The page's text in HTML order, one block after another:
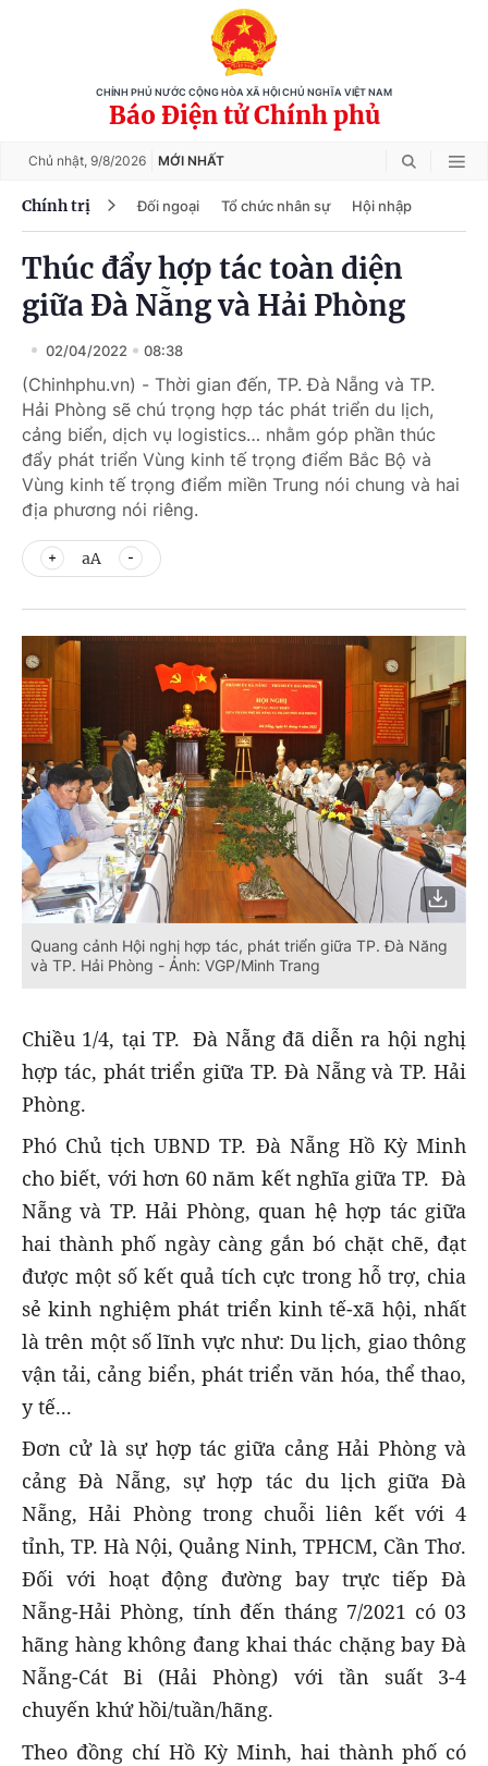
CHÍNH PHỦ NƯỚC CỘNG HÒA XÃ HỘI CHỦ NGHĨA VIỆT NAM
Báo Điện tử Chính phủ
Chủ nhật, 9/8/2026 MỚI NHẤT
Chính trị Đối ngoại Tổ chức nhân sự Hội nhập
Thúc đẩy hợp tác toàn diện
giữa Đà Nẵng và Hải Phòng
02/04/2022 08:38
(Chinhphu.vn) - Thời gian đến, TP. Đà Nẵng và TP.
Hải Phòng sẽ chú trọng hợp tác phát triển du lịch,
cảng biển, dịch vụ logistics… nhằm góp phần thúc
đẩy phát triển Vùng kinh tế trọng điểm Bắc Bộ và
Vùng kinh tế trọng điểm miền Trung nói chung và hai
địa phương nói riêng.
aA
Quang cảnh Hội nghị hợp tác, phát triển giữa TP. Đà Năng
và TP. Hải Phòng - Ảnh: VGP/Minh Trang
Chiều 1/4, tại TP. Đà Nẵng đã diễn ra hội nghị
hợp tác, phát triển giữa TP. Đà Nẵng và TP. Hải
Phòng.
Phó Chủ tịch UBND TP. Đà Nẵng Hồ Kỳ Minh
cho biết, với hơn 60 năm kết nghĩa giữa TP. Đà
Nẵng và TP. Hải Phòng, quan hệ hợp tác giữa
hai thành phố ngày càng gắn bó chặt chẽ, đạt
được một số kết quả tích cực trong hỗ trợ, chia
sẻ kinh nghiệm phát triển kinh tế-xã hội, nhất
là trên một số lĩnh vực như: Du lịch, giao thông
vận tải, cảng biển, phát triển văn hóa, thể thao,
y tế...
Đơn cử là sự hợp tác giữa cảng Hải Phòng và
cảng Đà Nẵng, sự hợp tác du lịch giữa Đà
Nẵng, Hải Phòng trong chuỗi liên kết với 4
tỉnh, TP. Hà Nội, Quảng Ninh, TPHCM, Cần Thơ.
Đối với hoạt động đường bay trực tiếp Đà
Nẵng-Hải Phòng, tính đến tháng 7/2021 có 03
hãng hàng không đang khai thác chặng bay Đà
Nẵng-Cát Bi (Hải Phòng) với tần suất 3-4
chuyến khứ hồi/tuần/hãng.
Theo đồng chí Hồ Kỳ Minh, hai thành phố có